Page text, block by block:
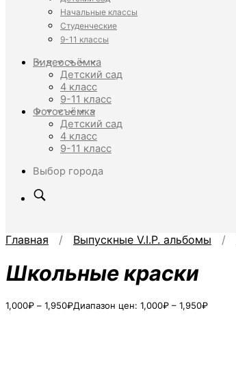
Начальные классы
Студенческие
9-11 классы
Видеосъёмка
Детский сад
4 класс
9-11 класс
Фотосъёмка
Детский сад
4 класс
9-11 класс
Выбор города
Главная / Выпускные V.I.P. альбомы /
Школьные краски
1,000₽ – 1,950₽Диапазон цен: 1,000₽ – 1,950₽